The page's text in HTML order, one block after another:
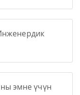
эмне үчүн